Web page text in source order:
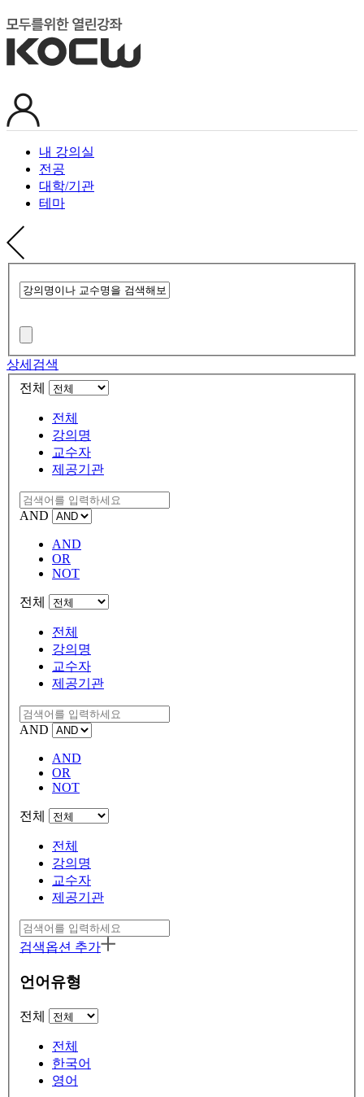
내 강의실
전공
대학/기관
테마
상세검색
전체
전체
강의명
교수자
제공기관
AND
AND
OR
NOT
전체
전체
강의명
교수자
제공기관
AND
AND
OR
NOT
전체
전체
강의명
교수자
제공기관
검색옵션 추가
언어유형
전체
전체
한국어
영어